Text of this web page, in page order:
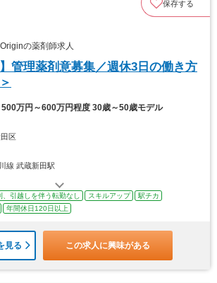
保存する
の薬剤師求人
管理薬剤意募集／週休3日の働き方
500万円～600万円程度 30歳～50歳モデル
区
線 武蔵新田駅
、引越しを伴う転勤なし スキルアップ
駅チカ
年間休日120日以上
見る この求人に興味がある